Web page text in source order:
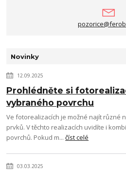
Novinky
12.09.2025
Prohlédněte si
vybraného povrchu
Ve fotorealizacích je možné najít různé
prvků. V těchto realizacích uvidíte i
povrchů. Pokud m...číst celé
03.03.2025